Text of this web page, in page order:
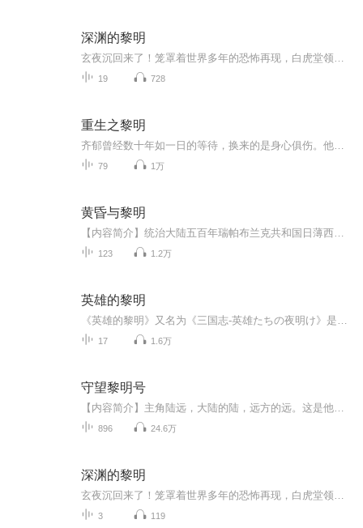
深渊的黎明
19 728
重生之黎明
79 1万
黄昏与黎明
123 1.2万
英雄的黎明
17 1.6万
守望黎明号
896 24.6万
深渊的黎明
3 119